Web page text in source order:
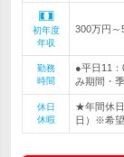
初年度
年収
300万円～
勤務
時間
●平日11
み期間・
休日
休暇
★年間休
日）※希